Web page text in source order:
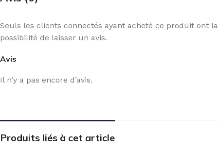
Avis
Il n’y a pas encore d’avis.
Seuls les clients connectés ayant acheté ce produit ont la
possibilité de laisser un avis.
Produits liés à cet article